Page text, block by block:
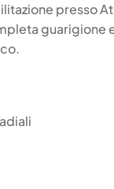
presso
guarigione